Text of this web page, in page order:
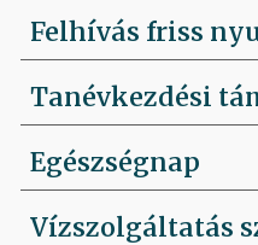
Felhívás friss
Tanévkezdési
Egészségnap
Vízszolgáltatás